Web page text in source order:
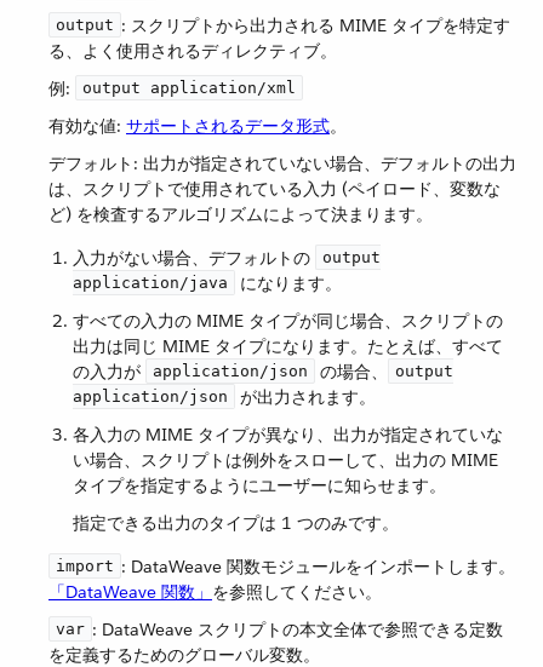
output ​: スクリプトから出力される MIME タイプを特定す
る、よく使用されるディレクティブ。
例:
output application/xml
有効な値: サポートされるデータ形式​。
デフォルト: 出力が指定されていない場合、デフォルトの出力
は、スクリプトで使用されている入力 (ペイロード、変数な
ど) を検査するアルゴリズムによって決まります。
入力がない場合、デフォルトの ​
output
application/java
​ になります。
すべての入力の MIME タイプが同じ場合、スクリプトの
出力は同じ MIME タイプになります。たとえば、すべて
の入力が ​
application/json ​ の場合、​
output
application/json
​ が出力されます。
各入力の MIME タイプが異なり、出力が指定されていな
い場合、スクリプトは例外をスローして、出力の MIME
タイプを指定するようにユーザーに知らせます。
指定できる出力のタイプは 1 つのみです。
import ​: DataWeave 関数モジュールをインポートします。​
「DataWeave 関数」 ​を参照してください。
var ​: DataWeave スクリプトの本文全体で参照できる定数
を定義するためのグローバル変数。